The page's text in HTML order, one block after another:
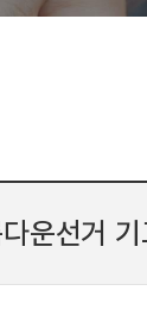
운선거